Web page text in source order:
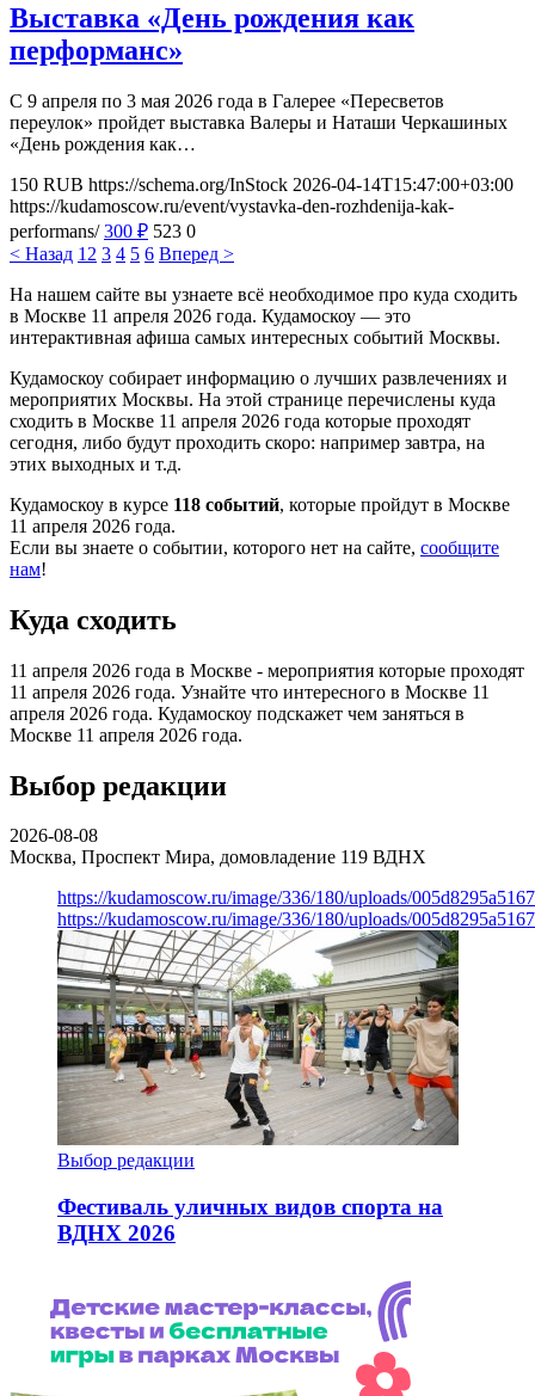
Выставка «День рождения как
перформанс»
С 9 апреля по 3 мая 2026 года в Галерее «Пересветов
переулок» пройдет выставка Валеры и Наташи Черкашиных
«День рождения как…
150 RUB https://schema.org/InStock 2026-04-14T15:47:00+03:00
https://kudamoscow.ru/event/vystavka-den-rozhdenija-kak-
performans/ 300 ₽ 523 0
< Назад 1 2 3 4 5 6 Вперед >
На нашем сайте вы узнаете всё необходимое про куда сходить
в Москве 11 апреля 2026 года. Кудамоскоу — это
интерактивная афиша самых интересных событий Москвы.
Кудамоскоу собирает информацию о лучших развлечениях и
мероприятих Москвы. На этой странице перечислены куда
сходить в Москве 11 апреля 2026 года которые проходят
сегодня, либо будут проходить скоро: например завтра, на
этих выходных и т.д.
Кудамоскоу в курсе 118 событий, которые пройдут в Москве
11 апреля 2026 года.
Если вы знаете о событии, которого нет на сайте, сообщите
нам!
Куда сходить
11 апреля 2026 года в Москве - мероприятия которые проходят
11 апреля 2026 года. Узнайте что интересного в Москве 11
апреля 2026 года. Кудамоскоу подскажет чем заняться в
Москве 11 апреля 2026 года.
Выбор редакции
2026-08-08
Москва, Проспект Мира, домовладение 119 ВДНХ
https://kudamoscow.ru/image/336/180/uploads/
https://kudamoscow.ru/image/336/180/uploads/
Выбор редакции
Фестиваль уличных видов спорта на
ВДНХ 2026